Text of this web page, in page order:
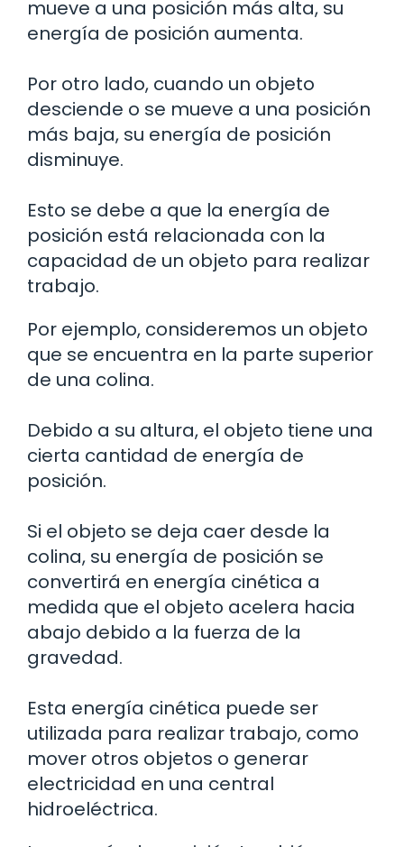
mueve a una posición más alta, su
energía de posición aumenta.
Por otro lado, cuando un objeto
desciende o se mueve a una posición
más baja, su energía de posición
disminuye.
Esto se debe a que la energía de
posición está relacionada con la
capacidad de un objeto para realizar
trabajo.
Por ejemplo, consideremos un objeto
que se encuentra en la parte superior
de una colina.
Debido a su altura, el objeto tiene una
cierta cantidad de energía de
posición.
Si el objeto se deja caer desde la
colina, su energía de posición se
convertirá en energía cinética a
medida que el objeto acelera hacia
abajo debido a la fuerza de la
gravedad.
Esta energía cinética puede ser
utilizada para realizar trabajo, como
mover otros objetos o generar
electricidad en una central
hidroeléctrica.